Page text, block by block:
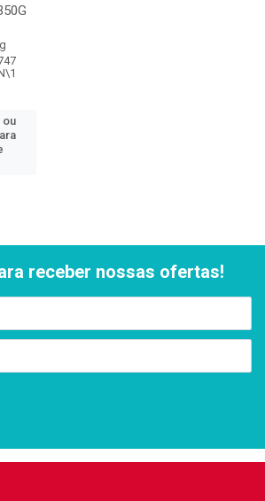
ou
receber nossas ofertas!